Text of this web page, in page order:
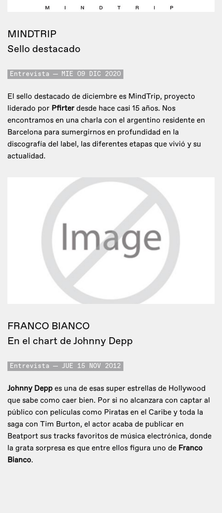
MINDTRIP
Sello destacado
Entrevista MIE 09 DIC 2020
El sello destacado de diciembre es MindTrip, proyecto
liderado por Pfirter desde hace casi 15 años. Nos
encontramos en una charla con el argentino residente en
Barcelona para sumergirnos en profundidad en la
discografía del label, las diferentes etapas que vivió y su
actualidad.
FRANCO BIANCO
En el chart de Johnny Depp
Entrevista JUE 15 NOV 2012
Johnny Depp es una de esas super estrellas de Hollywood
que sabe como caer bien. Por si no alcanzara con captar al
público con películas como Piratas en el Caribe y toda la
saga con Tim Burton, el actor acaba de publicar en
Beatport sus tracks favoritos de música electrónica, donde
la grata sorpresa es que entre ellos figura uno de Franco
Bianco.